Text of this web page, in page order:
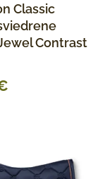
Classic
Contrast